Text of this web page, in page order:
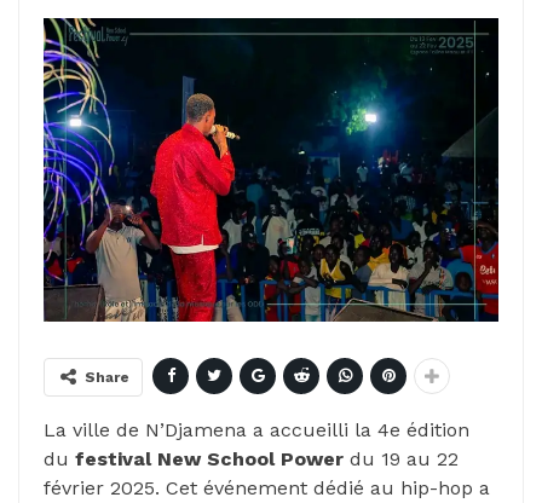
Share
La ville de N’Djamena a accueilli la 4e édition
du festival New School Power du 19 au 22
février 2025. Cet événement dédié au hip-hop a